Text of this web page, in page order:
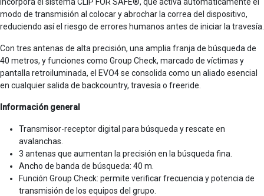
modo de transmisión al colocar y abrochar la correa del dispositivo,
reduciendo así el riesgo de errores humanos antes de iniciar la travesía.
Con tres antenas de alta precisión, una amplia franja de búsqueda de
40 metros, y funciones como Group Check, marcado de víctimas y
pantalla retroiluminada, el EVO4 se consolida como un aliado esencial
en cualquier salida de backcountry, travesía o freeride.
Información general
Transmisor-receptor digital para búsqueda y rescate en
avalanchas.
3 antenas que aumentan la precisión en la búsqueda fina.
Ancho de banda de búsqueda: 40 m.
Función Group Check: permite verificar frecuencia y potencia de
transmisión de los equipos del grupo.